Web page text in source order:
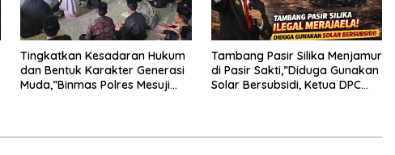
Tingkatkan Kesadaran Hukum
dan Bentuk Karakter Generasi
Muda,”Binmas Polres Mesuji
Tambang Pasir Silika Menjamur
di Pasir Sakti,”Diduga Gunakan
Solar Bersubsidi, Ketua DPC